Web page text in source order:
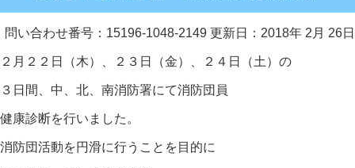
問い合わせ番号：15196-1048-2149 更新日：2018年 2月 26日
２月２２日（木）、２３日（金）、２４日（土）の
３日間、中、北、南消防署にて消防団員
健康診断を行いました。
消防団活動を円滑に行うことを目的に